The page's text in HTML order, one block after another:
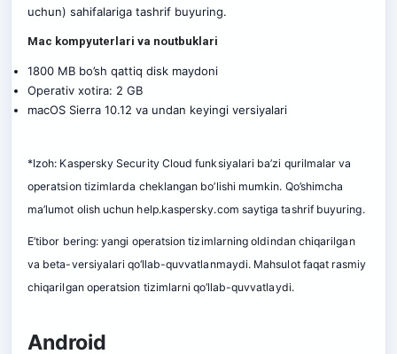
uchun) sahifalariga tashrif buyuring.
Mac kompyuterlari va noutbuklari
1800 MB bo’sh qattiq disk maydoni
Operativ xotira: 2 GB
macOS Sierra 10.12 va undan keyingi versiyalari
*Izoh: Kaspersky Security Cloud funksiyalari ba’zi qurilmalar va
operatsion tizimlarda cheklangan bo’lishi mumkin. Qo’shimcha
ma’lumot olish uchun help.kaspersky.com saytiga tashrif buyuring.
E’tibor bering: yangi operatsion tizimlarning oldindan chiqarilgan
va beta-versiyalari qo‘llab-quvvatlanmaydi. Mahsulot faqat rasmiy
chiqarilgan operatsion tizimlarni qo‘llab-quvvatlaydi.
Android